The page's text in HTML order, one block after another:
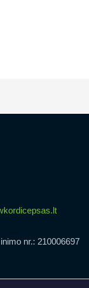
nr.: 210006697